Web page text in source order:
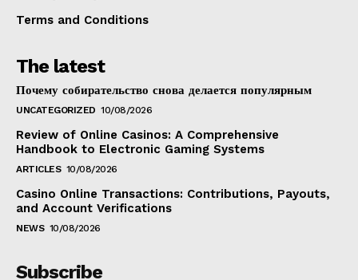
Terms and Conditions
The latest
Почему собирательство снова делается популярным
UNCATEGORIZED 10/08/2026
Review of Online Casinos: A Comprehensive
Handbook to Electronic Gaming Systems
ARTICLES 10/08/2026
Casino Online Transactions: Contributions, Payouts,
and Account Verifications
NEWS 10/08/2026
Subscribe